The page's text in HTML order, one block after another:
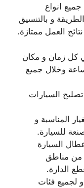
انواع
و بالتنسيق
العمل ممتازة.
كل زمان و مكان
وخلال جميع
السيارات
المناسبة و
للسيارة.
السيارة
من مناطق
الدارة.
لجميع فئات